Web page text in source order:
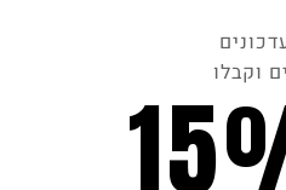
וקבלו